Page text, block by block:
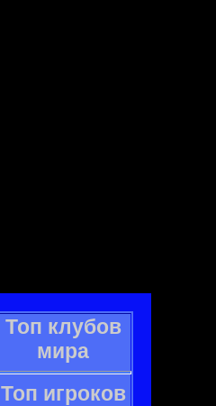
Топ клубов
мира
Топ игроков